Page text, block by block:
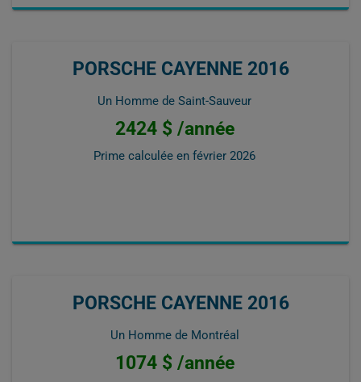
PORSCHE CAYENNE 2016
Un Homme de Saint-Sauveur
2424 $ /année
Prime calculée en février 2026
PORSCHE CAYENNE 2016
Un Homme de Montréal
1074 $ /année